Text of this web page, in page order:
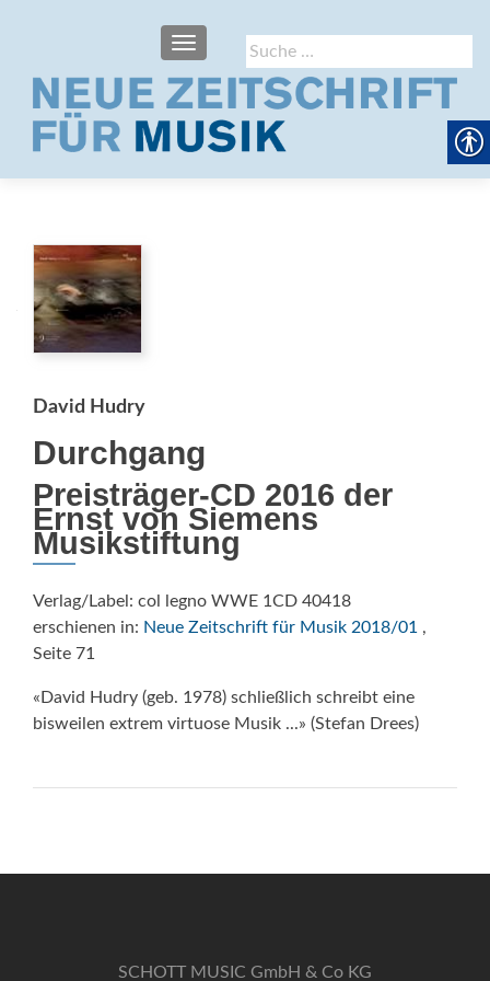
Suche
nach:
SCHALTE NAVIGATION
David Hudry
Durchgang
Preisträger-CD 2016 der
Ernst von Siemens
Musikstiftung
Verlag/Label: col legno WWE 1CD 40418
erschienen in: Neue Zeitschrift für Musik 2018/01 ,
Seite 71
«David Hudry (geb. 1978) schließlich schreibt eine
bisweilen extrem virtuose Musik ...» (Stefan Drees)
SCHOTT MUSIC GmbH & Co KG